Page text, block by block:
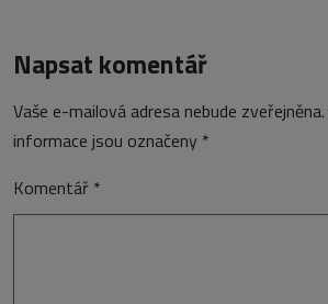
Napsat komentář
Vaše e-mailová adresa nebude zveřejněna.
informace jsou označeny *
Komentář *